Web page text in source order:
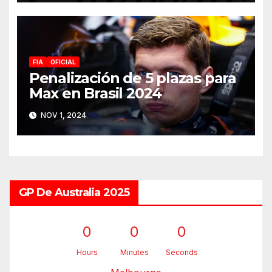
FIA OFICIAL
Penalización de 5 plazas para
Max en Brasil 2024
NOV 1, 2024
GP De Australia 2025
0
Hours
0
Minutes
0
Seconds